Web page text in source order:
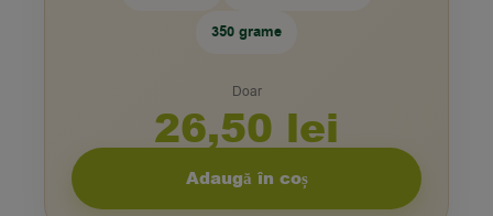
350 grame
Doar
26,50 lei
Adaugă în coș